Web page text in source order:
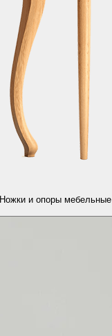
Ножки и опоры мебельные